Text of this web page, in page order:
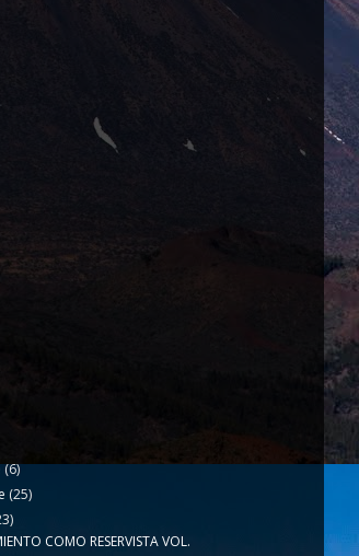
(6)
(25)
COMO RESERVISTA VOL.